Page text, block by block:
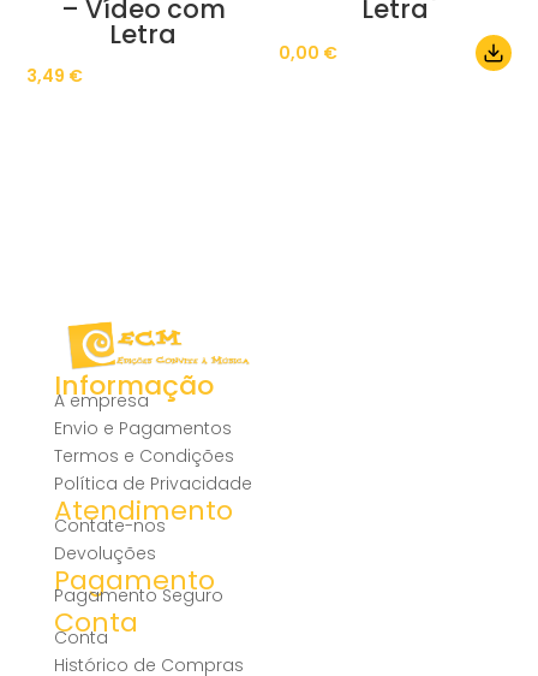
– Vídeo com
Letra
3,49 €
Letra
0,00 €
Informação
A empresa
Envio e Pagamentos
Termos e Condições
Política de Privacidade
Atendimento
Contate-nos
Devoluções
Pagamento
Pagamento Seguro
Conta
Conta
Histórico de Compras